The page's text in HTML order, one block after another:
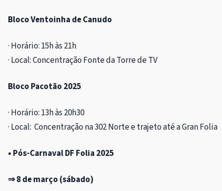
Bloco Ventoinha de Canudo
· Horário: 15h às 21h
· Local: Concentração Fonte da Torre de TV
Bloco Pacotão 2025
· Horário: 13h às 20h30
· Local: Concentração na 302 Norte e trajeto até a Gran Folia
• Pós-Carnaval DF Folia 2025
⇒ 8 de março (sábado)